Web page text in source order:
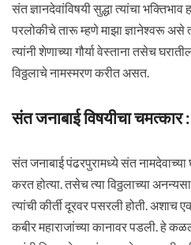
संत ज्ञानदेवांविषयी सुद्धा त्यांचा
परलोकीचे तारू म्हणे माझा ज्ञानेश्वरू असे
त्यांनी शेणाच्या गौर्या वेस्ताना तसेच
विठ्ठलाचे नामस्मरण करीत असत.
संत जनाबाई विषयीचा चमत्कार :
संत जनाबाई पंढरपुरामध्ये संत नामदेवाच्या
करत होत्या. तसेच त्या विठ्ठलाच्या
त्यांची कीर्ती दूरवर पसरली होती. अशाच
कबीर महाराजांच्या कानावर पडली. हे